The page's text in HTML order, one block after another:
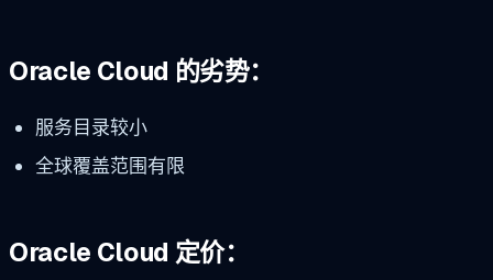
Oracle Cloud 的劣势：
服务目录较小
全球覆盖范围有限
Oracle Cloud 定价：